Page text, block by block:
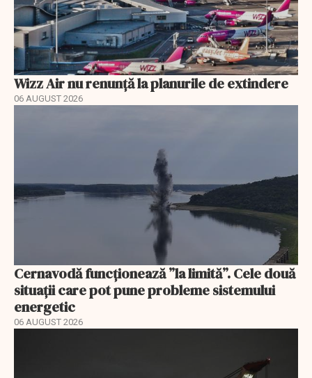
Wizz Air nu renunță la planurile de extindere
06 AUGUST 2026
Cernavodă funcționează ”la limită”. Cele două
situații care pot pune probleme sistemului
energetic
06 AUGUST 2026